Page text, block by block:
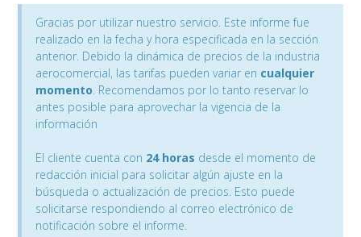
Gracias por utilizar nuestro servicio. Este informe fue
realizado en la fecha y hora especificada en la sección
anterior. Debido la dinámica de precios de la industria
aerocomercial, las tarifas pueden variar en cualquier
momento . Recomendamos por lo tanto reservar lo
antes posible para aprovechar la vigencia de la
información
El cliente cuenta con 24 horas desde el momento de
redacción inicial para solicitar algún ajuste en la
búsqueda o actualización de precios. Esto puede
solicitarse respondiendo al correo electrónico de
notificación sobre el informe.